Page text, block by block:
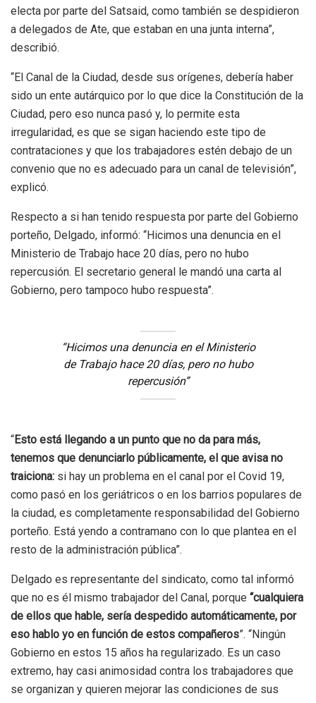
electa por parte del Satsaid, como también se despidieron
a delegados de Ate, que estaban en una junta interna”,
describió.
“El Canal de la Ciudad, desde sus orígenes, debería haber
sido un ente autárquico por lo que dice la Constitución de la
Ciudad, pero eso nunca pasó y, lo permite esta
irregularidad, es que se sigan haciendo este tipo de
contrataciones y que los trabajadores estén debajo de un
convenio que no es adecuado para un canal de televisión”,
explicó.
Respecto a si han tenido respuesta por parte del Gobierno
porteño, Delgado, informó: “Hicimos una denuncia en el
Ministerio de Trabajo hace 20 días, pero no hubo
repercusión. El secretario general le mandó una carta al
Gobierno, pero tampoco hubo respuesta”.
“Hicimos una denuncia en el Ministerio
de Trabajo hace 20 días, pero no hubo
repercusión”
“Esto está llegando a un punto que no da para más,
tenemos que denunciarlo públicamente, el que avisa no
traiciona: si hay un problema en el canal por el Covid 19,
como pasó en los geriátricos o en los barrios populares de
la ciudad, es completamente responsabilidad del Gobierno
porteño. Está yendo a contramano con lo que plantea en el
resto de la administración pública”.
Delgado es representante del sindicato, como tal informó
que no es él mismo trabajador del Canal, porque “cualquiera
de ellos que hable, sería despedido automáticamente, por
eso hablo yo en función de estos compañeros”. “Ningún
Gobierno en estos 15 años ha regularizado. Es un caso
extremo, hay casi animosidad contra los trabajadores que
se organizan y quieren mejorar las condiciones de sus